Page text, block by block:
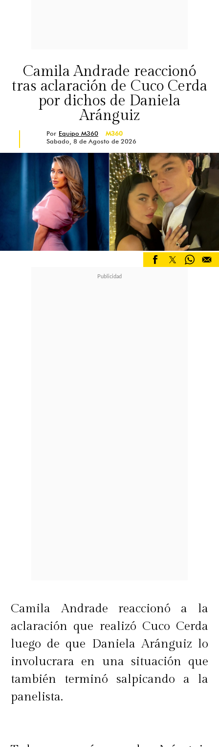
Camila Andrade reaccionó
tras aclaración de Cuco Cerda
por dichos de Daniela
Aránguiz
Por Equipo M360
M360
Sabado, 8 de Agosto de 2026
Camila Andrade reaccionó a la
aclaración que realizó Cuco Cerda
luego de que Daniela Aránguiz lo
involucrara en una situación que
también terminó salpicando a la
panelista.